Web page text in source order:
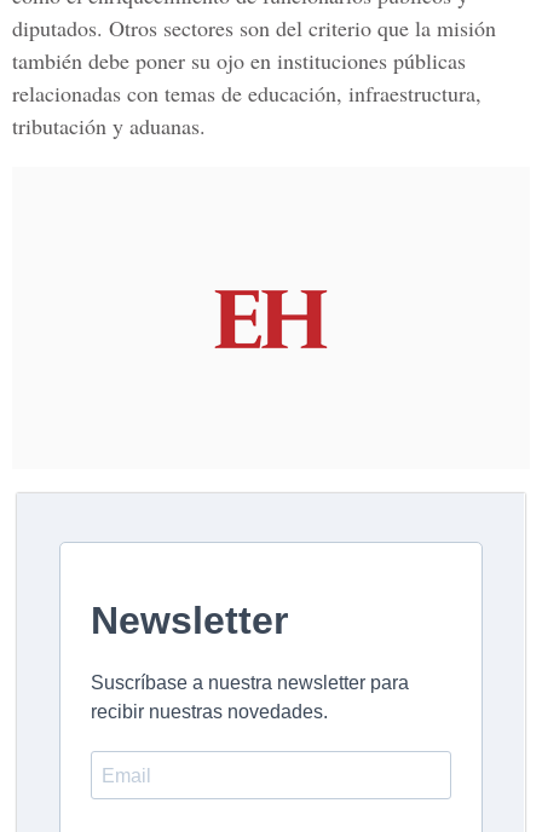
diputados. Otros sectores son del criterio que la misión
también debe poner su ojo en instituciones públicas
relacionadas con temas de educación, infraestructura,
tributación y aduanas.